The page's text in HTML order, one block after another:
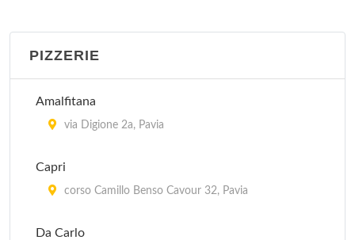
PIZZERIE
Amalfitana
via Digione 2a, Pavia
Capri
corso Camillo Benso Cavour 32, Pavia
Da Carlo